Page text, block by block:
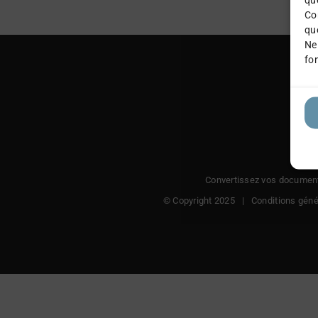
Convertissez vos
© Copyright 2025 | Conditions